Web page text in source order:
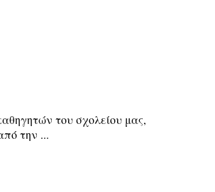
του σχολείου μας,
την ...